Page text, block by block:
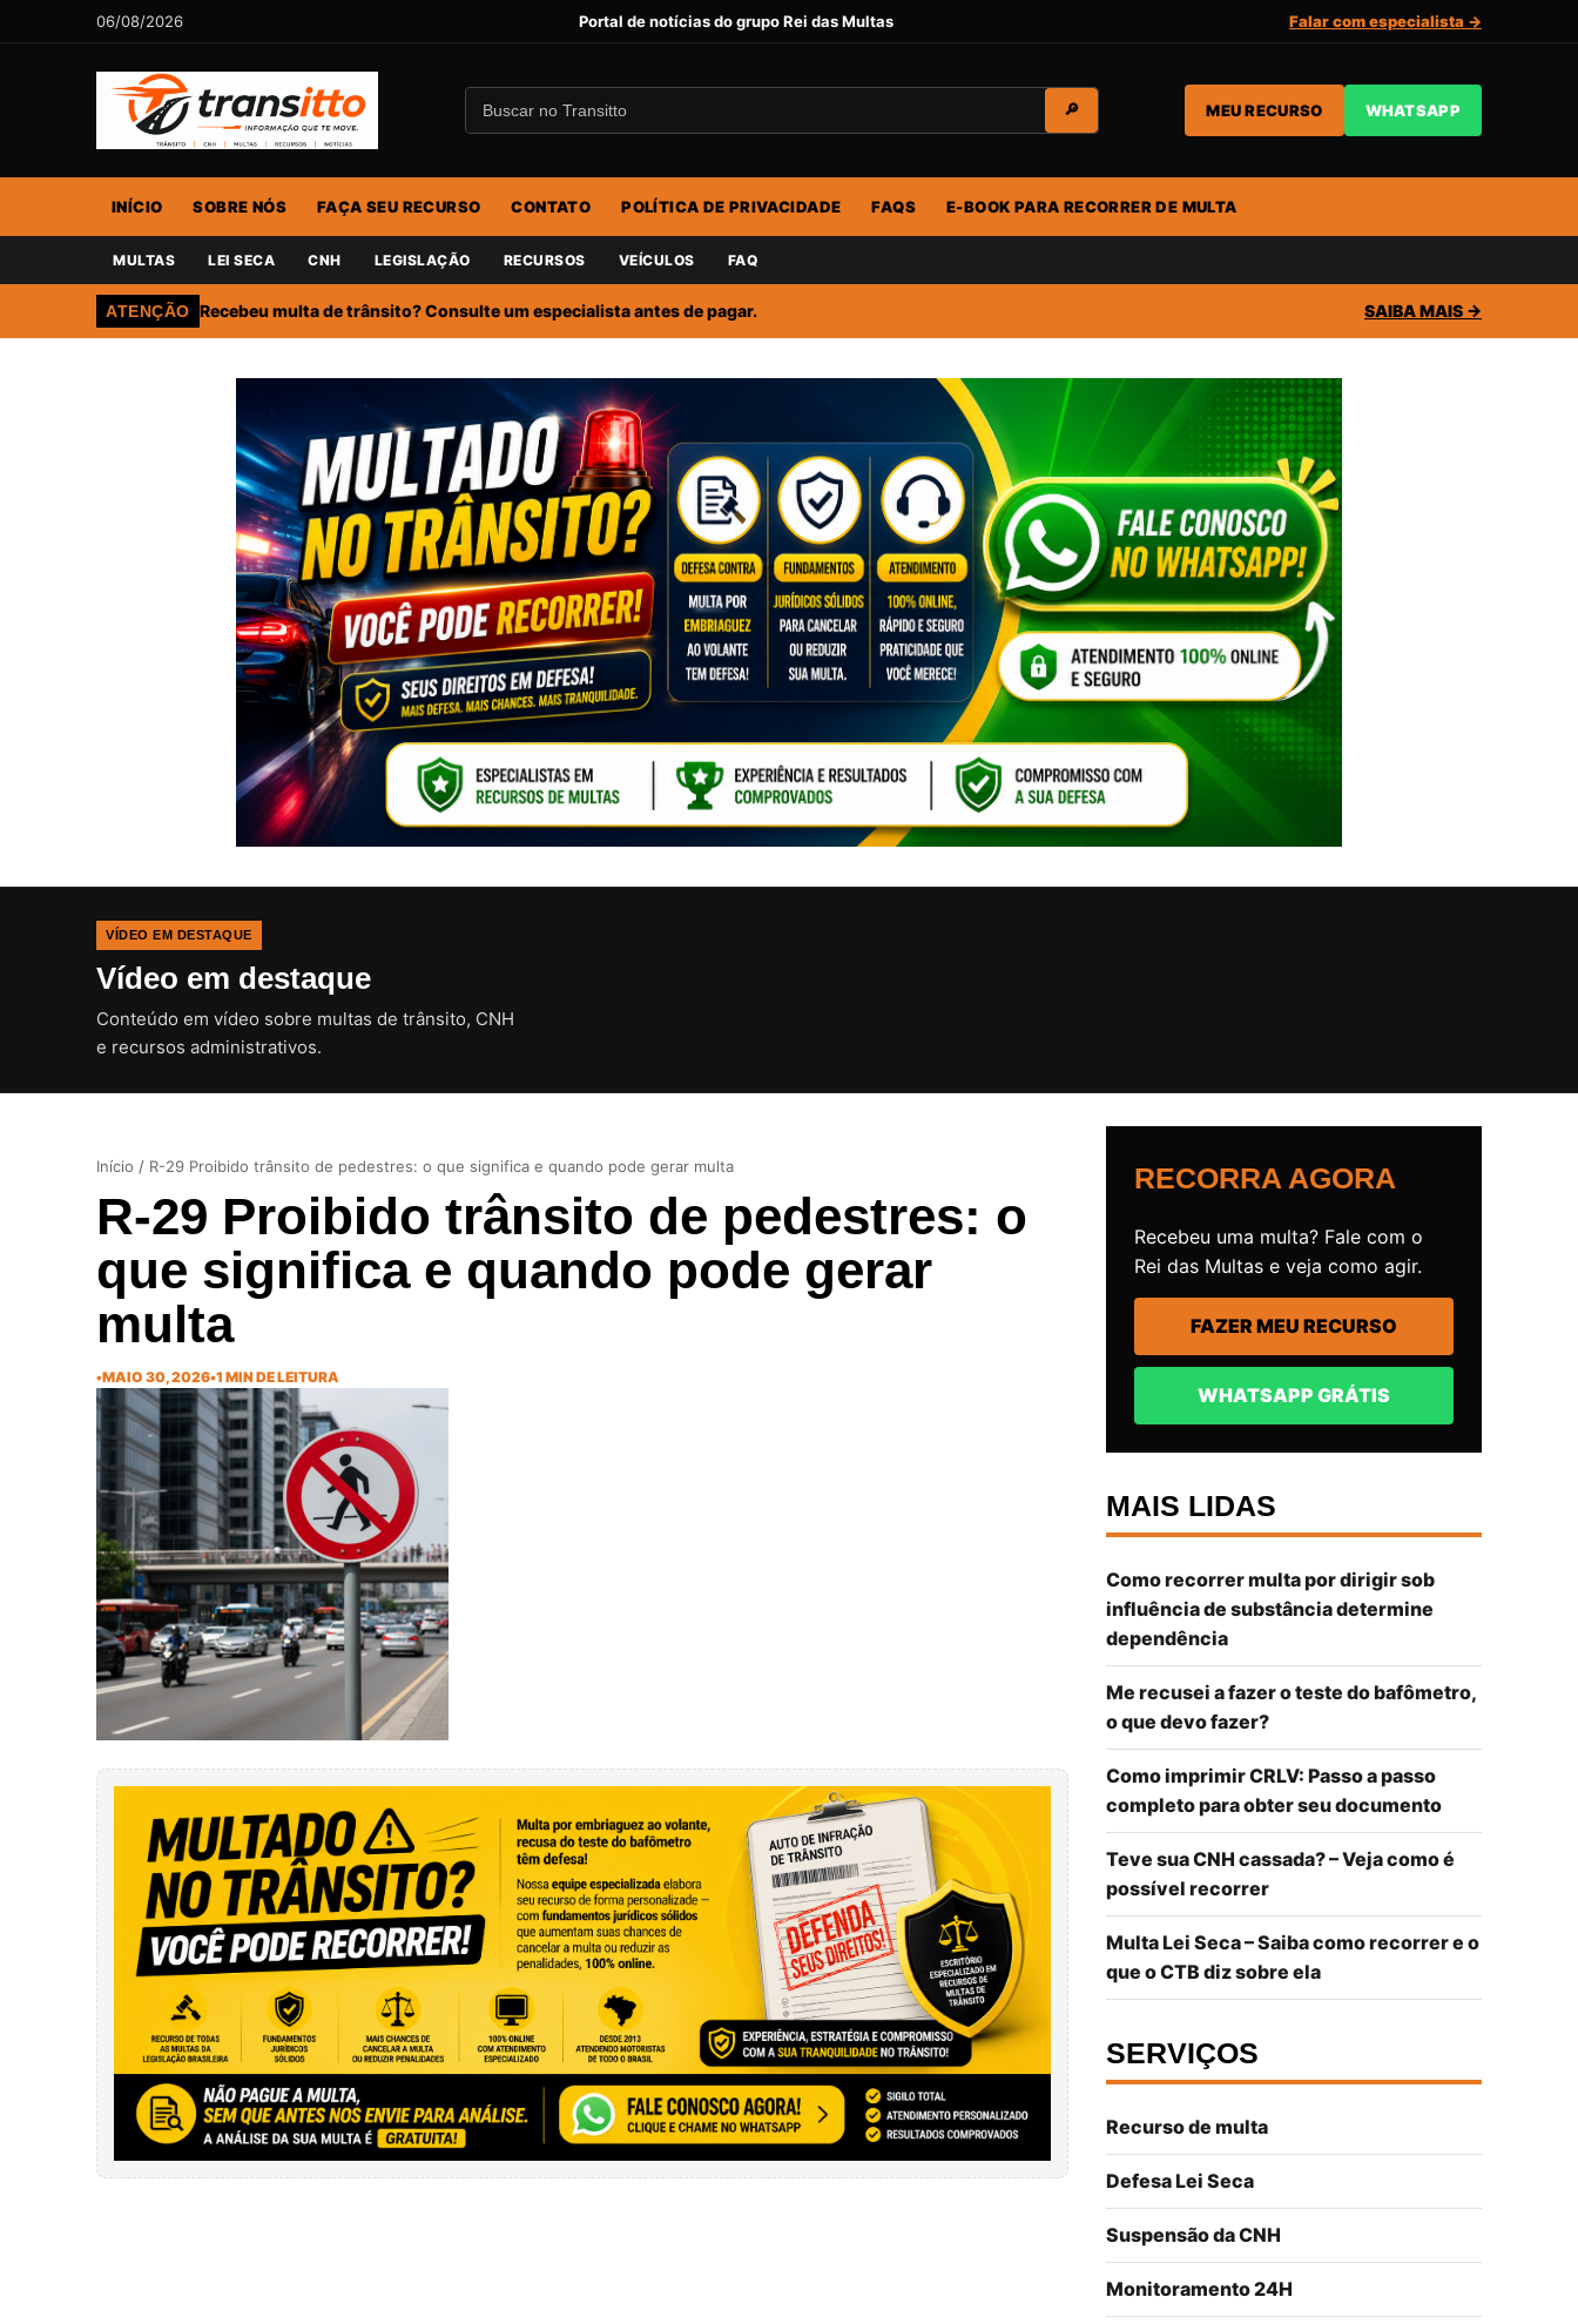
06/08/2026 Portal de notícias do grupo Rei das Multas Falar com especialista →
🔎 MEU RECURSO WHATSAPP
INÍCIO SOBRE NÓS FAÇA SEU RECURSO CONTATO POLÍTICA DE PRIVACIDADE FAQS E-BOOK PARA RECORRER DE MULTA
MULTAS LEI SECA CNH LEGISLAÇÃO RECURSOS VEÍCULOS FAQ
ATENÇÃO Recebeu multa de trânsito? Consulte um especialista antes de pagar. SAIBA MAIS →
VÍDEO EM DESTAQUE
Vídeo em destaque
Conteúdo em vídeo sobre multas de trânsito, CNH
e recursos administrativos.
Início / R-29 Proibido trânsito de pedestres: o que significa e quando pode gerar multa
R-29 Proibido trânsito de pedestres: o
que significa e quando pode gerar
multa
•MAIO 30, 2026•1 MIN DE LEITURA
RECORRA AGORA
Recebeu uma multa? Fale com o
Rei das Multas e veja como agir.
FAZER MEU RECURSO
WHATSAPP GRÁTIS
MAIS LIDAS
Como recorrer multa por dirigir sob
influência de substância determine
dependência
Me recusei a fazer o teste do bafômetro,
o que devo fazer?
Como imprimir CRLV: Passo a passo
completo para obter seu documento
Teve sua CNH cassada? – Veja como é
possível recorrer
Multa Lei Seca – Saiba como recorrer e o
que o CTB diz sobre ela
SERVIÇOS
Recurso de multa
Defesa Lei Seca
Suspensão da CNH
Monitoramento 24H